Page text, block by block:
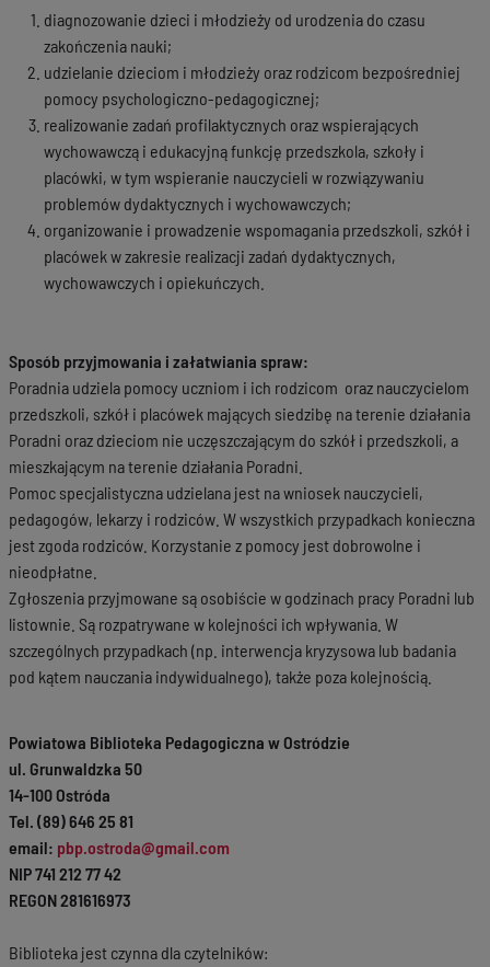
diagnozowanie dzieci i młodzieży od urodzenia do czasu
zakończenia nauki;
udzielanie dzieciom i młodzieży oraz rodzicom bezpośredniej
pomocy psychologiczno-pedagogicznej;
realizowanie zadań profilaktycznych oraz wspierających
wychowawczą i edukacyjną funkcję przedszkola, szkoły i
placówki, w tym wspieranie nauczycieli w rozwiązywaniu
problemów dydaktycznych i wychowawczych;
organizowanie i prowadzenie wspomagania przedszkoli, szkół i
placówek w zakresie realizacji zadań dydaktycznych,
wychowawczych i opiekuńczych.
Sposób przyjmowania i załatwiania spraw:
Poradnia udziela pomocy uczniom i ich rodzicom oraz nauczycielom
przedszkoli, szkół i placówek mających siedzibę na terenie działania
Poradni oraz dzieciom nie uczęszczającym do szkół i przedszkoli, a
mieszkającym na terenie działania Poradni.
Pomoc specjalistyczna udzielana jest na wniosek nauczycieli,
pedagogów, lekarzy i rodziców. W wszystkich przypadkach konieczna
jest zgoda rodziców. Korzystanie z pomocy jest dobrowolne i
nieodpłatne.
Zgłoszenia przyjmowane są osobiście w godzinach pracy Poradni lub
listownie. Są rozpatrywane w kolejności ich wpływania. W
szczególnych przypadkach (np. interwencja kryzysowa lub badania
pod kątem nauczania indywidualnego), także poza kolejnością.
Powiatowa Biblioteka Pedagogiczna w Ostródzie
ul. Grunwaldzka 50
14-100 Ostróda
Tel. (89) 646 25 81
email: pbp.ostroda@gmail.com
NIP 741 212 77 42
REGON 281616973
Biblioteka jest czynna dla czytelników: